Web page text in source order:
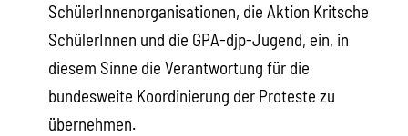
SchülerInnenorganisationen, die Aktion Kritsche
SchülerInnen und die GPA-djp-Jugend, ein, in
diesem Sinne die Verantwortung für die
bundesweite Koordinierung der Proteste zu
übernehmen.